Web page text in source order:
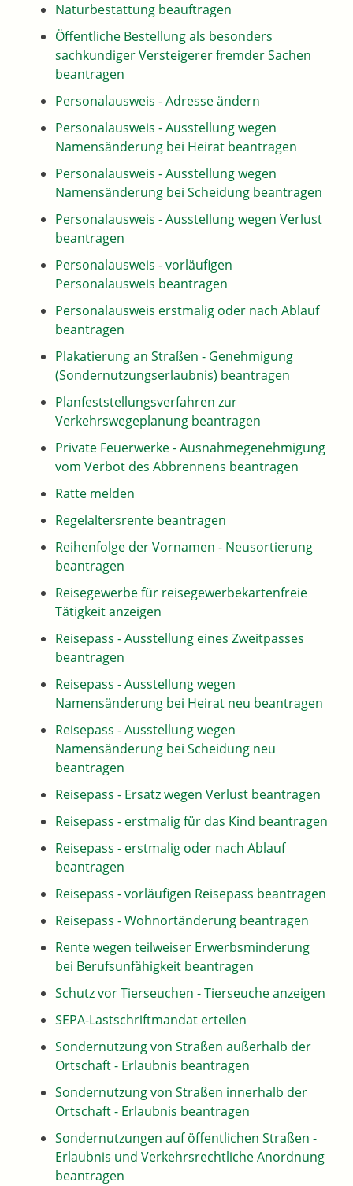
Naturbestattung beauftragen
Öffentliche Bestellung als besonders
sachkundiger Versteigerer fremder Sachen
beantragen
Personalausweis - Adresse ändern
Personalausweis - Ausstellung wegen
Namensänderung bei Heirat beantragen
Personalausweis - Ausstellung wegen
Namensänderung bei Scheidung beantragen
Personalausweis - Ausstellung wegen Verlust
beantragen
Personalausweis - vorläufigen
Personalausweis beantragen
Personalausweis erstmalig oder nach Ablauf
beantragen
Plakatierung an Straßen - Genehmigung
(Sondernutzungserlaubnis) beantragen
Planfeststellungsverfahren zur
Verkehrswegeplanung beantragen
Private Feuerwerke - Ausnahmegenehmigung
vom Verbot des Abbrennens beantragen
Ratte melden
Regelaltersrente beantragen
Reihenfolge der Vornamen - Neusortierung
beantragen
Reisegewerbe für reisegewerbekartenfreie
Tätigkeit anzeigen
Reisepass - Ausstellung eines Zweitpasses
beantragen
Reisepass - Ausstellung wegen
Namensänderung bei Heirat neu beantragen
Reisepass - Ausstellung wegen
Namensänderung bei Scheidung neu
beantragen
Reisepass - Ersatz wegen Verlust beantragen
Reisepass - erstmalig für das Kind beantragen
Reisepass - erstmalig oder nach Ablauf
beantragen
Reisepass - vorläufigen Reisepass beantragen
Reisepass - Wohnortänderung beantragen
Rente wegen teilweiser Erwerbsminderung
bei Berufsunfähigkeit beantragen
Schutz vor Tierseuchen - Tierseuche anzeigen
SEPA-Lastschriftmandat erteilen
Sondernutzung von Straßen außerhalb der
Ortschaft - Erlaubnis beantragen
Sondernutzung von Straßen innerhalb der
Ortschaft - Erlaubnis beantragen
Sondernutzungen auf öffentlichen Straßen -
Erlaubnis und Verkehrsrechtliche Anordnung
beantragen